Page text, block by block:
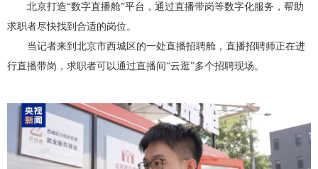
北京打造“数字直播舱”平台，通过直播带岗等数字化服务，帮助
求职者尽快找到合适的岗位。
当记者来到北京市西城区的一处直播招聘舱，直播招聘师正在进
行直播带岗，求职者可以通过直播间“云逛”多个招聘现场。